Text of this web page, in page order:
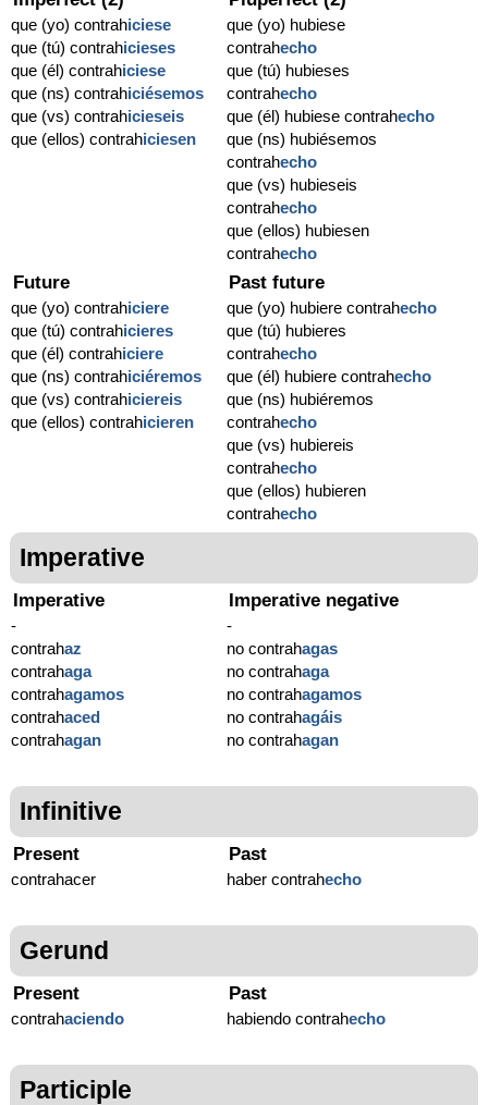
que (yo) contrahiciese
que (tú) contrahicieses
que (él) contrahiciese
que (ns) contrahiciésemos
que (vs) contrahicieseis
que (ellos) contrahiciesen
que (yo) hubiese
contrahecho
que (tú) hubieses
contrahecho
que (él) hubiese contrahecho
que (ns) hubiésemos
contrahecho
que (vs) hubieseis
contrahecho
que (ellos) hubiesen
contrahecho
Future
que (yo) contrahiciere
que (tú) contrahicieres
que (él) contrahiciere
que (ns) contrahiciéremos
que (vs) contrahiciereis
que (ellos) contrahicieren
Past future
que (yo) hubiere contrahecho
que (tú) hubieres
contrahecho
que (él) hubiere contrahecho
que (ns) hubiéremos
contrahecho
que (vs) hubiereis
contrahecho
que (ellos) hubieren
contrahecho
Imperative
Imperative
-
contrahaz
contrahaga
contrahagamos
contrahaced
contrahagan
Imperative negative
-
no contrahagas
no contrahaga
no contrahagamos
no contrahagáis
no contrahagan
Infinitive
Present
contrahacer
Past
haber contrahecho
Gerund
Present
contrahaciendo
Past
habiendo contrahecho
Participle